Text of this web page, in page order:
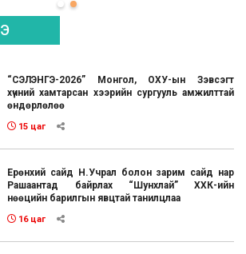
“СЭЛЭНГЭ-2026” Монгол, ОХУ-ын Зэвсэгт
хүчний хамтарсан хээрийн сургууль амжилттай
өндөрлөлөө
15 цаг
Ерөнхий сайд Н.Учрал болон зарим сайд нар
Рашаантад байрлах “Шунхлай” ХХК-ийн
нөөцийн барилгын явцтай танилцлаа
16 цаг